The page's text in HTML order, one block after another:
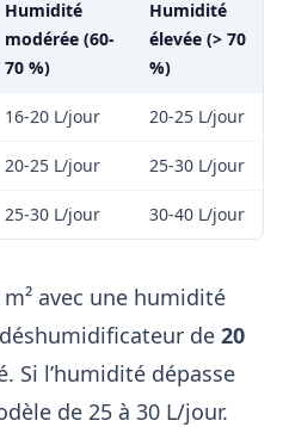
Humidité
modérée (60-
70 %)
Humidité
élevée (> 70
%)
16-20 L/jour 20-25 L/jour
20-25 L/jour 25-30 L/jour
25-30 L/jour 30-40 L/jour
avec une humidité
de 20
Si l’humidité dépasse
de 25 à 30 L/jour.